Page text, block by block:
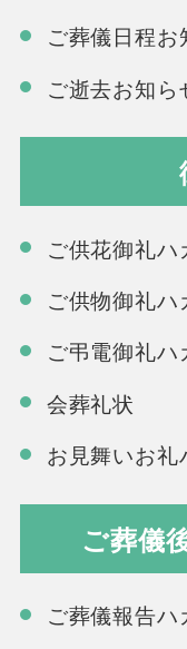
ご葬儀日程お
ご逝去お知ら
ご供花御礼ハ
ご供物御礼ハ
ご弔電御礼ハ
会葬礼状
お見舞いお礼
ご葬儀
ご葬儀報告ハ